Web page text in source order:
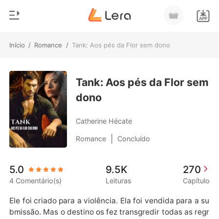
Início / Romance / Tank: Aos pés da Flor sem dono
Loja
Histórico
Sair
Baixar App
Gênero
Moderno
Lobisomem
Contos
Bilionários
Tank: Aos pés da Flor sem
dono
Catherine Hécate
Romance Concluído
5.0
4 Comentário(s)
9.5K
Leituras
270
Capítulo
Ele foi criado para a violência. Ela foi vendida para a su
bmissão. Mas o destino os fez transgredir todas as regr